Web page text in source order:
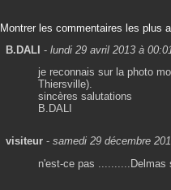
Montrer les commentaires les plus
B.DALI -lundi 29 avril 2013 à
je reconnais sur la photo
Thiersville).
sincères salutations
B.DALI
visiteur -samedi 29 décembre
n'est-ce pas ..........Delmas